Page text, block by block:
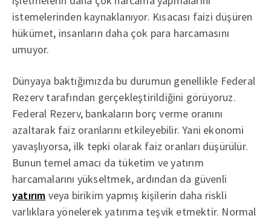
istemelerinden kaynaklanıyor. Kısacası faizi düşüren
hükümet, insanların daha çok para harcamasını
umuyor.
Dünyaya baktığımızda bu durumun genellikle Federal
Rezerv tarafından gerçekleştirildiğini görüyoruz.
Federal Rezerv, bankaların borç verme oranını
azaltarak faiz oranlarını etkileyebilir. Yani ekonomi
yavaşlıyorsa, ilk tepki olarak faiz oranları düşürülür.
Bunun temel amacı da tüketim ve yatırım
harcamalarını yükseltmek, ardından da güvenli
yatırım veya birikim yapmış kişilerin daha riskli
varlıklara yönelerek yatırıma teşvik etmektir. Normal